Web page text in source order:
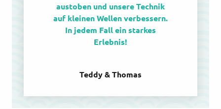
austoben und unsere Technik
auf kleinen Wellen verbessern.
In jedem Fall ein starkes
Erlebnis!
Teddy & Thomas